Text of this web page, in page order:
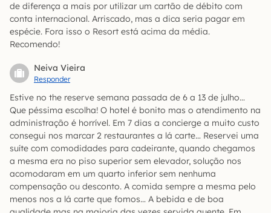
de diferença a mais por utilizar um cartão de débito com
conta internacional. Arriscado, mas a dica seria pagar em
espécie. Fora isso o Resort está acima da média.
Recomendo!
Neiva Vieira
Responder
Estive no the reserve semana passada de 6 a 13 de julho…
Que péssima escolha! O hotel é bonito mas o atendimento na
administração é horrível. Em 7 dias a concierge a muito custo
consegui nos marcar 2 restaurantes a lá carte… Reservei uma
suíte com comodidades para cadeirante, quando chegamos
a mesma era no piso superior sem elevador, solução nos
acomodaram em um quarto inferior sem nenhuma
compensação ou desconto. A comida sempre a mesma pelo
menos nos a lá carte que fomos… A bebida e de boa